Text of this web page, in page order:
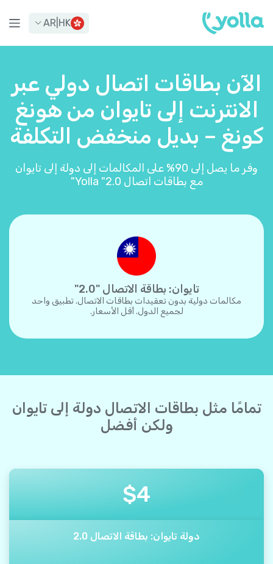
HK
AR
الآن بطاقات اتصال دولي عبر
الانترنت إلى تايوان من هونغ
كونغ – بديل منخفض التكلفة
وفر ما يصل إلى 90% على المكالمات إلى دولة إلى تايوان
مع بطاقات اتصال Yolla "2.0"
تايوان: بطاقة الاتصال "2.0"
مكالمات دولية بدون تعقيدات بطاقات الاتصال. تطبيق واحد
لجميع الدول. أقل الأسعار.
تمامًا مثل بطاقات الاتصال دولة إلى تايوان
ولكن أفضل
$4
دولة تايوان: بطاقة الاتصال 2.0